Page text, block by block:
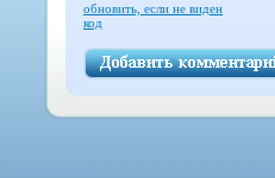
обновить, если не виден
код